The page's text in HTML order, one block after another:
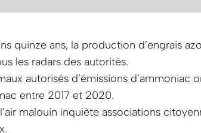
quinze ans, la production d’engrais
les radars des autorités.
autorisés d’émissions d’ammoniac
entre 2017 et 2020.
malouin inquiète associations